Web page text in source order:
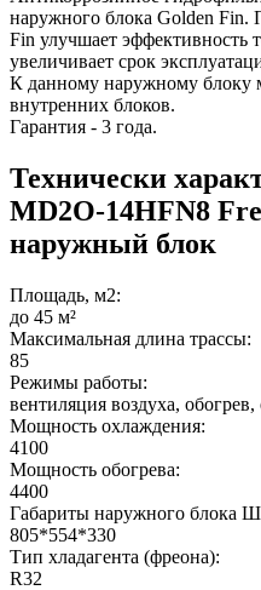
наружного блока Golden
Fin улучшает эффективность
увеличивает срок
К данному наружному блоку
внутренних блоков.
Гарантия - 3 года.
Технически
MD2O-14HFN8
наружный блок
Площадь, м2:
до 45 м²
Максимальная длина трассы:
85
Режимы работы:
вентиляция воздуха,
Мощность охлаждения:
4100
Мощность обогрева:
4400
Габариты наружного блока
805*554*330
Тип хладагента (фреона):
R32